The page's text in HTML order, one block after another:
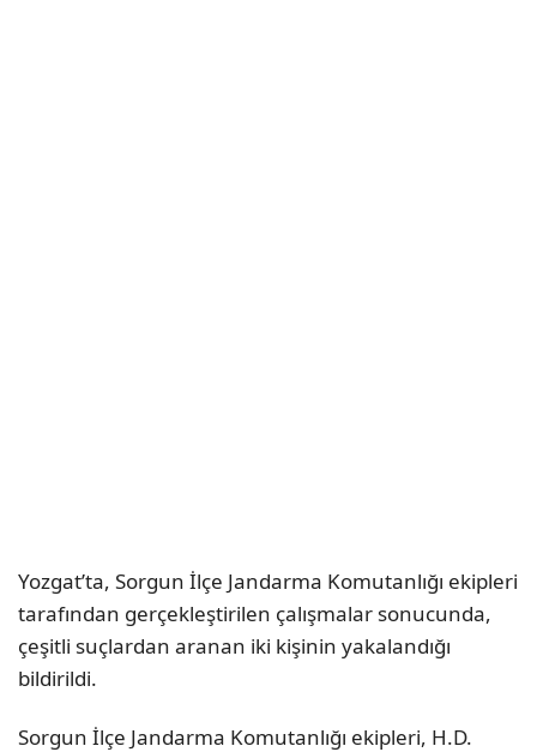
Yozgat’ta, Sorgun İlçe Jandarma Komutanlığı ekipleri
tarafından gerçekleştirilen çalışmalar sonucunda,
çeşitli suçlardan aranan iki kişinin yakalandığı
bildirildi.
Sorgun İlçe Jandarma Komutanlığı ekipleri, H.D.